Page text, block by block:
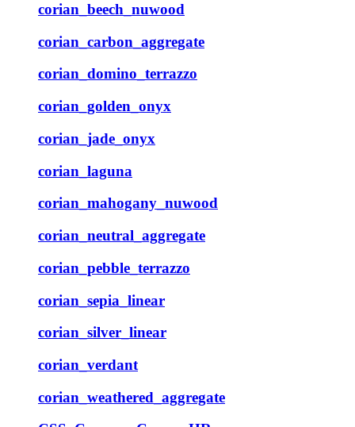
corian_beech_nuwood
corian_carbon_aggregate
corian_domino_terrazzo
corian_golden_onyx
corian_jade_onyx
corian_laguna
corian_mahogany_nuwood
corian_neutral_aggregate
corian_pebble_terrazzo
corian_sepia_linear
corian_silver_linear
corian_verdant
corian_weathered_aggregate